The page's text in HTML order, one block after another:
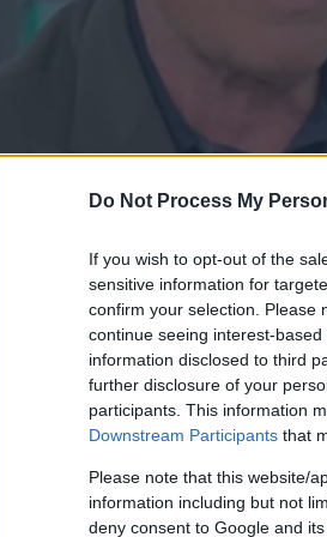
Do Not Process My
If you wish to opt-out of the
sensitive information for
confirm your selection. Please
continue seeing interest-
information disclosed to third
further disclosure of your
participants. This information
Downstream Participants that
Please note that this website/
information including but not
deny consent to Google and
Προσθέστε το ΕΘΝΟΣ στη
είχε δηλώσει ότι
, αλλά τελικά κατέληξε να